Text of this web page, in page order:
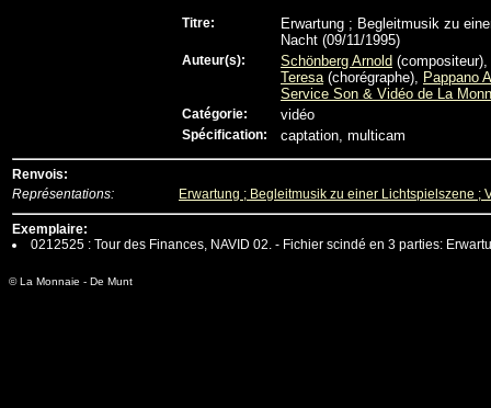
Titre:
Erwartung ; Begleitmusik zu
Nacht (09/11/1995)
Auteur(s): Schönberg Arnold (compositeur),
Teresa(chorégraphe), Pappano
Service Son & Vidéo de La
Catégorie: vidéo
Spécification: captation, multicam
Renvois:
Représentations:
Erwartung ; Begleitmusik zu einer Lichtspielszene ;
Exemplaire:
0212525 : Tour des Finances, NAVID 02. - Fichier scindé en 3 parties:
© La Monnaie - De Munt